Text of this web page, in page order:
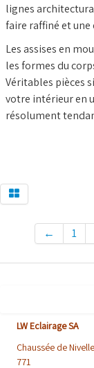
lignes
faire raffiné et
Les assises en
les formes du
Véritables pièces
votre intérieur en
résolument
← 1
LW
Chaussée
771